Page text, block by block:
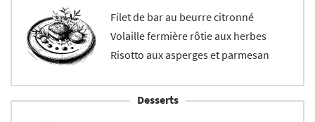
Filet de bar au beurre citronné
Volaille fermière rôtie aux herbes
Risotto aux asperges et parmesan
Desserts